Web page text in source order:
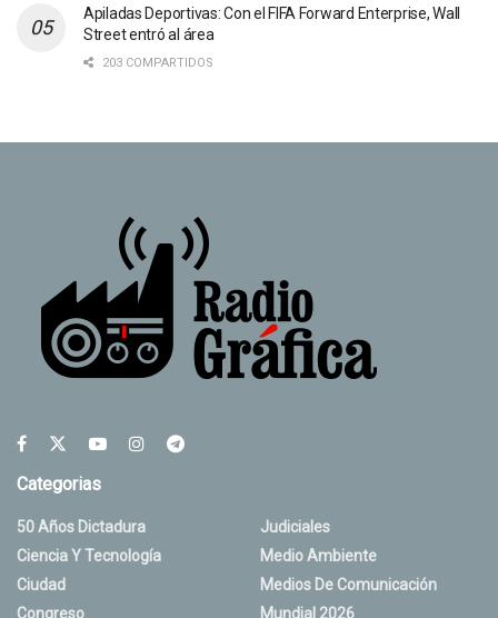
Apiladas Deportivas: Con el FIFA Forward Enterprise, Wall
Street entró al área
203 COMPARTIDOS
Categorias
50 Años Dictadura
Ciencia Y Tecnología
Ciudad
Congreso
Judiciales
Medio Ambiente
Medios De Comunicación
Mundial 2026